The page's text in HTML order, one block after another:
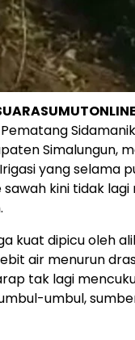
Simalungun,
yang selama
kini tidak
kuat dipicu oleh
air menurun
tak lagi
umbul,